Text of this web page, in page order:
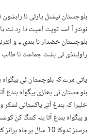
بلوچستان نیشنل پارٹی نا
ٹوئٹر آ اسہ ٹویٹ اسیٹ دا رد ئٹ
بلوچستان خضدار نا ہندی ءِ و
راولپنڈی ٹی ہشت جماعت نا طالب
یاتی مرے کہ بلوچستان ٹی
بلوچستان ٹی بھازی بیگواہ
خلیرا کہ بندغ آتے پاکستانی
و بیگواہ بندغ آتا یلہ کننگ کن
پرسنز تدوکا 10 سال برجاہ برانز کننگ ءِ۔